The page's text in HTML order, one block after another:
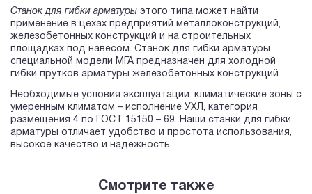
Станок для гибки арматуры этого типа может найти
применение в цехах предприятий металлоконструкций,
железобетонных конструкций и на строительных
площадках под навесом. Станок для гибки арматуры
специальной модели МГА предназначен для холодной
гибки прутков арматуры железобетонных конструкций.
Необходимые условия эксплуатации: климатические зоны с
умеренным климатом – исполнение УХЛ, категория
размещения 4 по ГОСТ 15150 – 69. Наши станки для гибки
арматуры отличает удобство и простота использования,
высокое качество и надежность.
Смотрите также